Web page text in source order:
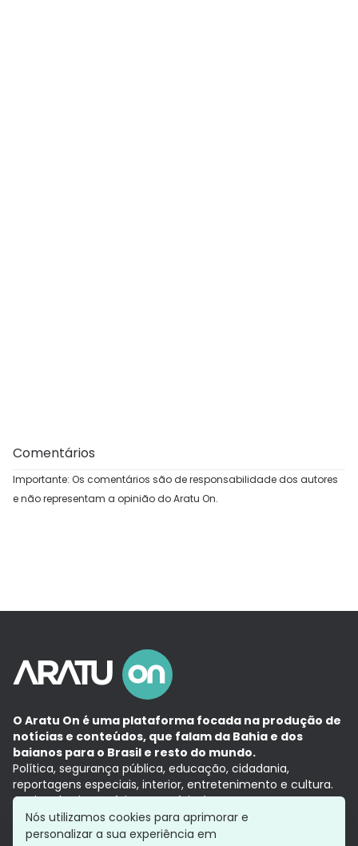
Comentários
Importante: Os comentários são de responsabilidade dos autores
e não representam a opinião do Aratu On.
O Aratu On é uma plataforma focada na produção de
notícias e conteúdos, que falam da Bahia e dos
baianos para o Brasil e resto do mundo.
Política, segurança pública, educação, cidadania,
reportagens especiais, interior, entretenimento e cultura.
Aqui, tudo vira notícia e a notícia é no tempo presente,
com a credibilidade do Grupo Aratu.
Grupo Aratu
Política de privacidade
Nós utilizamos cookies para aprimorar e
personalizar a sua experiência em